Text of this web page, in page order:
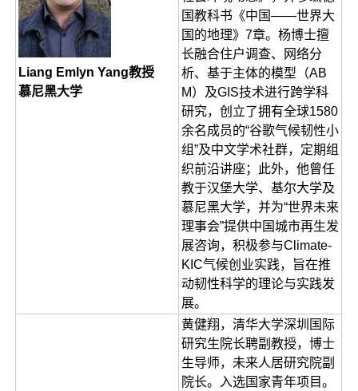
Liang Emlyn Yang教授
慕尼黑大学
国教科书《中国——世界大
国的地理》7章。杨博士擅
长融合住户调查、网络分
析、基于主体的模型（AB
M）及GIS技术进行跨学科
研究，创立了拥有全球1580
余名成员的“谷歌气候韧性小
组”及中文学术社群，定期组
织前沿讲座；此外，他曾任
教于汉堡大学、基尔大学及
慕尼黑大学，并为“世界未来
理事会”提供中国城市再生发
展咨询，积极参与Climate-
KIC气候创业实践，旨在推
动韧性科学的理论与实践发
展。
黄健翔，清华大学深圳国际
研究生院长聘副教授，博士
生导师，未来人居研究院副
院长。入选国家青年项目。